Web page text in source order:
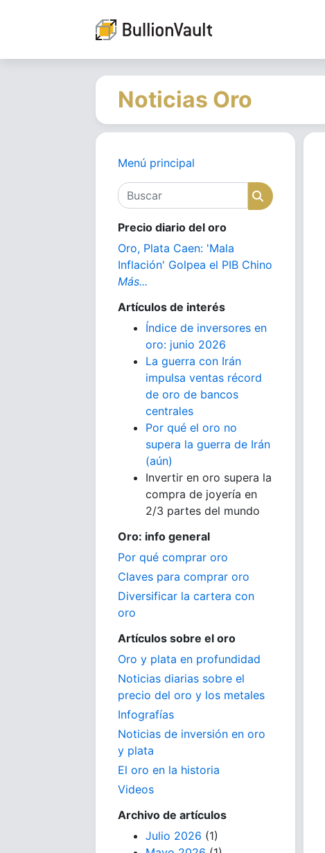
Noticias Oro
Menú principal
Buscar
Buscar
Precio diario del oro
Oro, Plata Caen: 'Mala
Inflación' Golpea el PIB Chino
Más...
Artículos de interés
Índice de inversores en
oro: junio 2026
La guerra con Irán
impulsa ventas récord
de oro de bancos
centrales
Por qué el oro no
supera la guerra de Irán
(aún)
Invertir en oro supera la
compra de joyería en
2/3 partes del mundo
Oro: info general
Por qué comprar oro
Claves para comprar oro
Diversificar la cartera con
oro
Artículos sobre el oro
Oro y plata en profundidad
Noticias diarias sobre el
precio del oro y los metales
Infografías
Noticias de inversión en oro
y plata
El oro en la historia
Videos
Archivo de artículos
Julio 2026 (1)